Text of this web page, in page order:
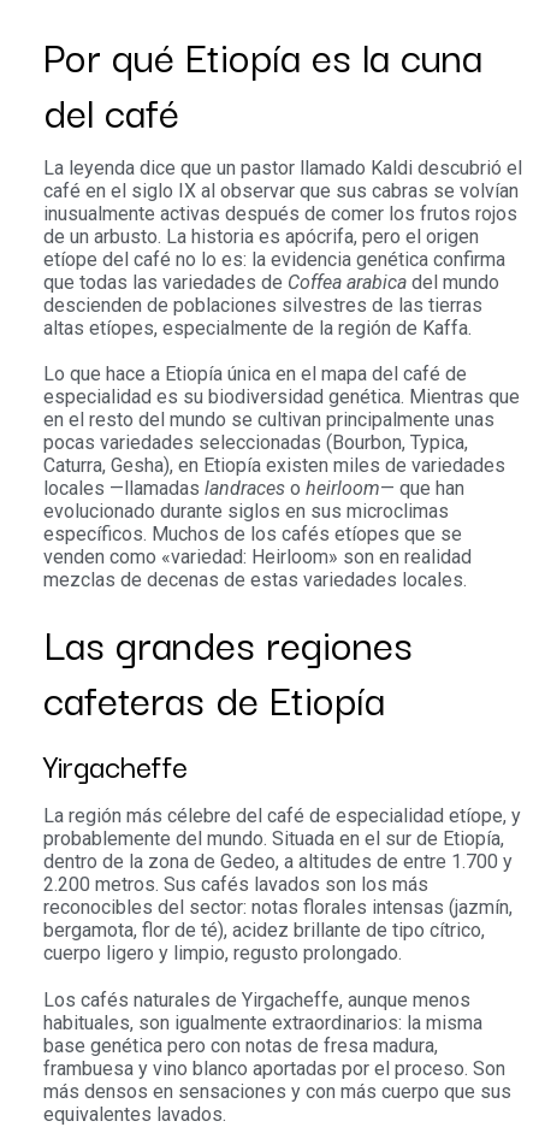
Por qué Etiopía es la cuna
del café
La leyenda dice que un pastor llamado Kaldi descubrió el
café en el siglo IX al observar que sus cabras se volvían
inusualmente activas después de comer los frutos rojos
de un arbusto. La historia es apócrifa, pero el origen
etíope del café no lo es: la evidencia genética confirma
que todas las variedades de Coffea arabicadel mundo
descienden de poblaciones silvestres de las tierras
altas etíopes, especialmente de la región de Kaffa.
Lo que hace a Etiopía única en el mapa del café de
especialidad es su biodiversidad genética. Mientras que
en el resto del mundo se cultivan principalmente unas
pocas variedades seleccionadas (Bourbon, Typica,
Caturra, Gesha), en Etiopía existen miles de variedades
locales —llamadas landraceso heirloom— que han
evolucionado durante siglos en sus microclimas
específicos. Muchos de los cafés etíopes que se
venden como «variedad: Heirloom» son en realidad
mezclas de decenas de estas variedades locales.
Las grandes regiones
cafeteras de Etiopía
Yirgacheffe
La región más célebre del café de especialidad etíope, y
probablemente del mundo. Situada en el sur de Etiopía,
dentro de la zona de Gedeo, a altitudes de entre 1.700 y
2.200 metros. Sus cafés lavados son los más
reconocibles del sector: notas florales intensas (jazmín,
bergamota, flor de té), acidez brillante de tipo cítrico,
cuerpo ligero y limpio, regusto prolongado.
Los cafés naturales de Yirgacheffe, aunque menos
habituales, son igualmente extraordinarios: la misma
base genética pero con notas de fresa madura,
frambuesa y vino blanco aportadas por el proceso. Son
más densos en sensaciones y con más cuerpo que sus
equivalentes lavados.